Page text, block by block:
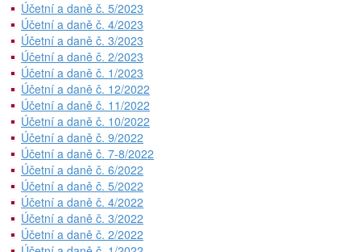
Účetní a daně č. 5/2023
Účetní a daně č. 4/2023
Účetní a daně č. 3/2023
Účetní a daně č. 2/2023
Účetní a daně č. 1/2023
Účetní a daně č. 12/2022
Účetní a daně č. 11/2022
Účetní a daně č. 10/2022
Účetní a daně č. 9/2022
Účetní a daně č. 7-8/2022
Účetní a daně č. 6/2022
Účetní a daně č. 5/2022
Účetní a daně č. 4/2022
Účetní a daně č. 3/2022
Účetní a daně č. 2/2022